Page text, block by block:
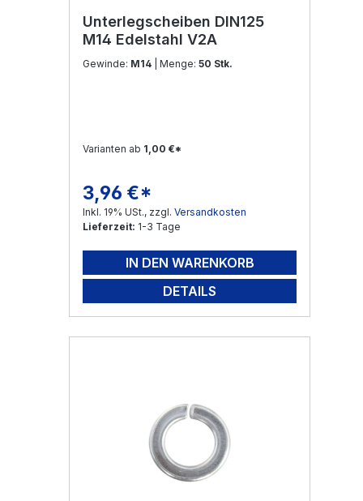
Unterlegscheiben DIN125
M14 Edelstahl V2A
Gewinde: M14 | Menge: 50 Stk.
Varianten ab 1,00 €*
Regulärer Preis:
3,96 €*
Inkl. 19% USt., zzgl. Versandkosten
Lieferzeit: 1-3 Tage
IN DEN WARENKORB
DETAILS